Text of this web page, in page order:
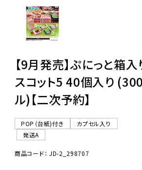
06-6282-7659
【9月発売】ぷにっと箱
スコット5 40個入り
ル)【二次予約】
POP（台紙)付き
カプセル入り
発送A
商品コード： JD-2_298707